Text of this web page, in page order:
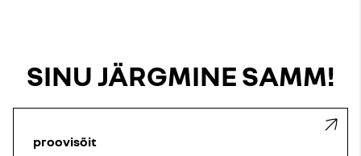
SINU JÄRGMINE SAMM!
proovisõit